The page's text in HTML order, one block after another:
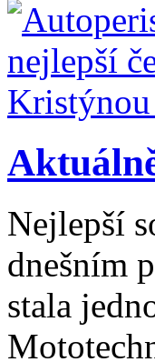
Nejlepší
dnešním
stala